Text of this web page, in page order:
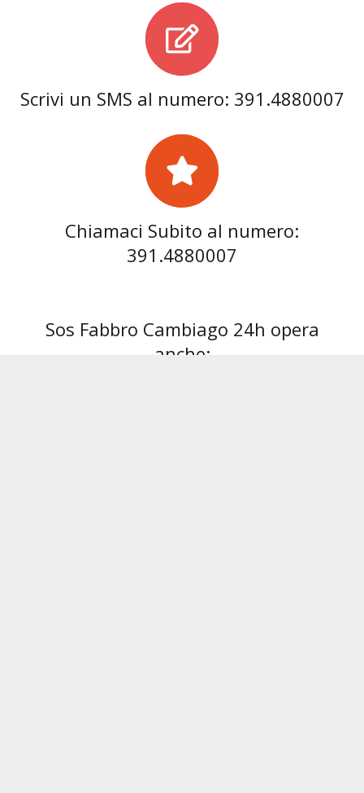
Scrivi un SMS al numero: 391.4880007
Chiamaci Subito al numero:
391.4880007
Sos Fabbro Cambiago 24h opera
anche: